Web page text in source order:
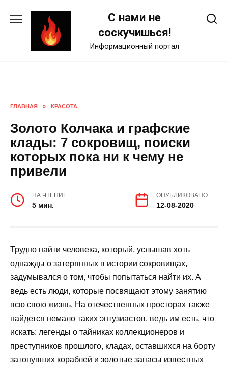
С нами не
соскучишься!
Информационный портал
ГЛАВНАЯ » КРАСОТА
Золото Колчака и графские
клады: 7 сокровищ, поиски
которых пока ни к чему не
привели
НА ЧТЕНИЕ
5 мин.
ОПУБЛИКОВАНО
12-08-2020
Трудно найти человека, который, услышав хоть
однажды о затерянных в истории сокровищах,
задумывался о том, чтобы попытаться найти их. А
ведь есть люди, которые посвящают этому занятию
всю свою жизнь. На отечественных просторах также
найдется немало таких энтузиастов, ведь им есть, что
искать: легенды о тайниках коллекционеров и
преступников прошлого, кладах, оставшихся на борту
затонувших кораблей и золотые запасы известных